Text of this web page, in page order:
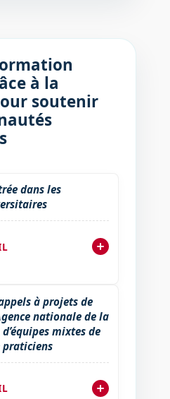
à la
soutenir
dans les
à projets de
nationale de la
d’équipes mixtes de
praticiens